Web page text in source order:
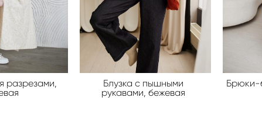
разрезами,
Блузка с пышными
рукавами, бежевая
Брюки-